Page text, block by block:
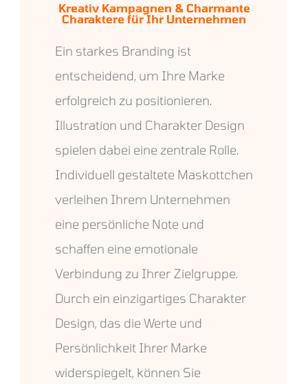
Kreativ Kampagnen & Charmante
Charaktere für Ihr Unternehmen
Ein starkes Branding ist
entscheidend, um Ihre Marke
erfolgreich zu positionieren.
Illustration und Charakter Design
spielen dabei eine zentrale Rolle.
Individuell gestaltete Maskottchen
verleihen Ihrem Unternehmen
eine persönliche Note und
schaffen eine emotionale
Verbindung zu Ihrer Zielgruppe.
Durch ein einzigartiges Charakter
Design, das die Werte und
Persönlichkeit Ihrer Marke
widerspiegelt, können Sie